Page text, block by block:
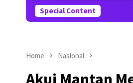
Special Content
Home Nasional
Akui Mantan